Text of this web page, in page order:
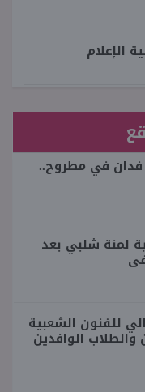
الإعلام
تفاصيل مشروع 128 فدان في مطروح..
لمنة شلبي بعد
للفنون الشعبية